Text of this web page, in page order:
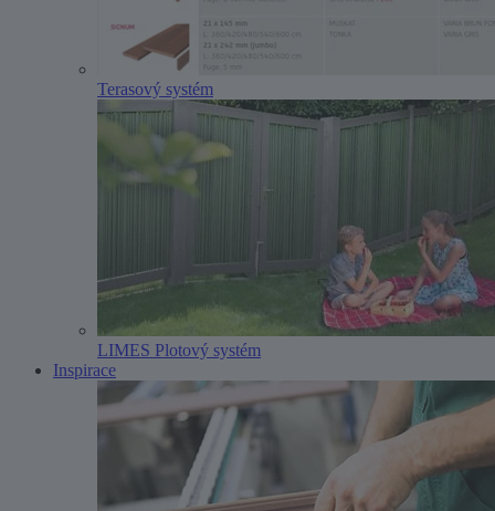
Terasový systém
LIMES Plotový systém
Inspirace